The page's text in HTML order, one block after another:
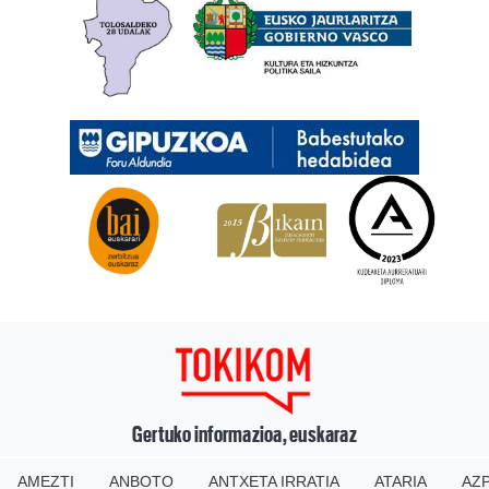
Gertuko informazioa, euskaraz
AMEZTI ANBOTO ANTXETA IRRATIA ATARIA